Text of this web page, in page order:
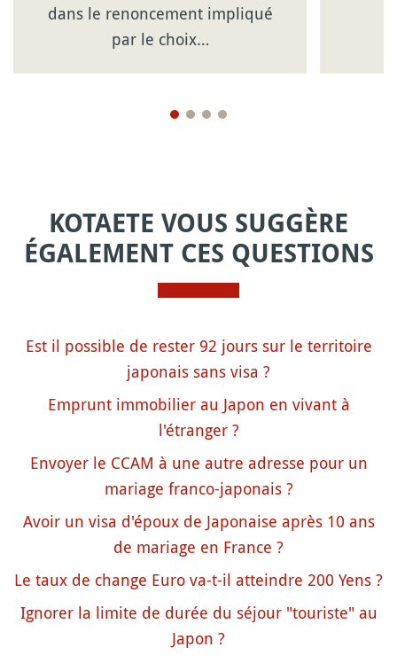
dans le renoncement impliqué
par le choix…
KOTAETE VOUS SUGGÈRE
ÉGALEMENT CES QUESTIONS
Est il possible de rester 92 jours sur le territoire
japonais sans visa ?
Emprunt immobilier au Japon en vivant à
l'étranger ?
Envoyer le CCAM à une autre adresse pour un
mariage franco-japonais ?
Avoir un visa d'époux de Japonaise après 10 ans
de mariage en France ?
Le taux de change Euro va-t-il atteindre 200 Yens ?
Ignorer la limite de durée du séjour "touriste" au
Japon ?